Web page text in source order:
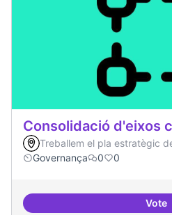
Consolidació d'eixos
Treballem el pla estratègic
Governança
0 0
Vote